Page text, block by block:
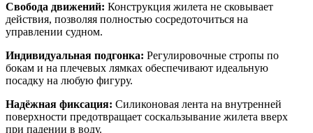
Свобода движений: Конструкция жилета не сковывает
действия, позволяя полностью сосредоточиться на
управлении судном.
Индивидуальная подгонка: Регулировочные стропы по
бокам и на плечевых лямках обеспечивают идеальную
посадку на любую фигуру.
Надёжная фиксация: Силиконовая лента на внутренней
поверхности предотвращает соскальзывание жилета вверх
при падении в воду.